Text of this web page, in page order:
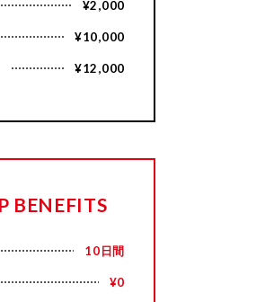
¥2,000
¥10,000
¥12,000
BENEFITS
10日間
¥0